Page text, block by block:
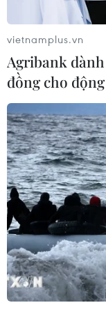
Thủ tướng
Ukraine kể
19/11/2022 14:55
Thủ tướng Anh
tiên của ông tới
Volodymyr
đối với nước này.
vietnamplus.vn
Agribank
đồng cho